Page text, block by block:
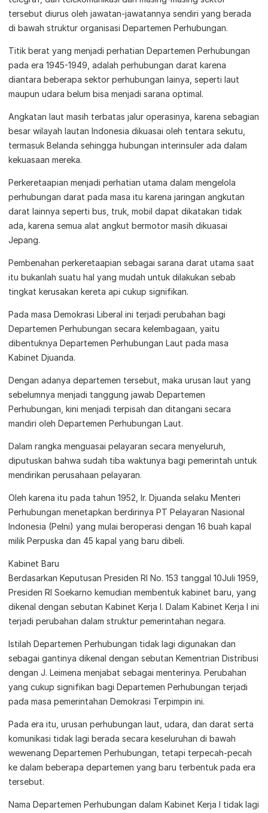
tersebut diurus oleh jawatan-jawatannya sendiri yang berada
di bawah struktur organisasi Departemen Perhubungan.
Titik berat yang menjadi perhatian Departemen Perhubungan
pada era 1945-1949, adalah perhubungan darat karena
diantara beberapa sektor perhubungan lainya, seperti laut
maupun udara belum bisa menjadi sarana optimal.
Angkatan laut masih terbatas jalur operasinya, karena sebagian
besar wilayah lautan Indonesia dikuasai oleh tentara sekutu,
termasuk Belanda sehingga hubungan interinsuler ada dalam
kekuasaan mereka.
Perkeretaapian menjadi perhatian utama dalam mengelola
perhubungan darat pada masa itu karena jaringan angkutan
darat lainnya seperti bus, truk, mobil dapat dikatakan tidak
ada, karena semua alat angkut bermotor masih dikuasai
Jepang.
Pembenahan perkeretaapian sebagai sarana darat utama saat
itu bukanlah suatu hal yang mudah untuk dilakukan sebab
tingkat kerusakan kereta api cukup signifikan.
Pada masa Demokrasi Liberal ini terjadi perubahan bagi
Departemen Perhubungan secara kelembagaan, yaitu
dibentuknya Departemen Perhubungan Laut pada masa
Kabinet Djuanda.
Dengan adanya departemen tersebut, maka urusan laut yang
sebelumnya menjadi tanggung jawab Departemen
Perhubungan, kini menjadi terpisah dan ditangani secara
mandiri oleh Departemen Perhubungan Laut.
Dalam rangka menguasai pelayaran secara menyeluruh,
diputuskan bahwa sudah tiba waktunya bagi pemerintah untuk
mendirikan perusahaan pelayaran.
Oleh karena itu pada tahun 1952, Ir. Djuanda selaku Menteri
Perhubungan menetapkan berdirinya PT Pelayaran Nasional
Indonesia (Pelni) yang mulai beroperasi dengan 16 buah kapal
milik Perpuska dan 45 kapal yang baru dibeli.
Kabinet Baru
Berdasarkan Keputusan Presiden RI No. 153 tanggal 10Juli 1959,
Presiden RI Soekarno kemudian membentuk kabinet baru, yang
dikenal dengan sebutan Kabinet Kerja I. Dalam Kabinet Kerja I ini
terjadi perubahan dalam struktur pemerintahan negara.
Istilah Departemen Perhubungan tidak lagi digunakan dan
sebagai gantinya dikenal dengan sebutan Kementrian Distribusi
dengan J. Leimena menjabat sebagai menterinya. Perubahan
yang cukup signifikan bagi Departemen Perhubungan terjadi
pada masa pemerintahan Demokrasi Terpimpin ini.
Pada era itu, urusan perhubungan laut, udara, dan darat serta
komunikasi tidak lagi berada secara keseluruhan di bawah
wewenang Departemen Perhubungan, tetapi terpecah-pecah
ke dalam beberapa departemen yang baru terbentuk pada era
tersebut.
Nama Departemen Perhubungan dalam Kabinet Kerja I tidak lagi